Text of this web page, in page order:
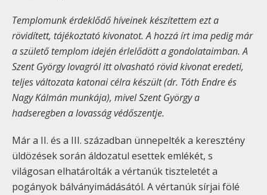
Templomunk érdeklődő híveinek készítettem ezt a
rövidített, tájékoztató kivonatot. A hozzá írt ima pedig már
a születő templom idején érlelődött a gondolataimban.A
Szent György lovagról itt olvasható rövid kivonat eredeti,
teljes változata katonai célra készült (dr. Tóth Endre és
Nagy Kálmán munkája), mivel Szent György a
hadseregben a lovasság védőszentje.
Már a II. és a III. században ünnepelték a keresztény
üldözések során áldozatul esettek emlékét, s
világosan elhatárolták a vértanúk tiszteletét a
pogányok bálványimádásától. A vértanúk sírjai fölé